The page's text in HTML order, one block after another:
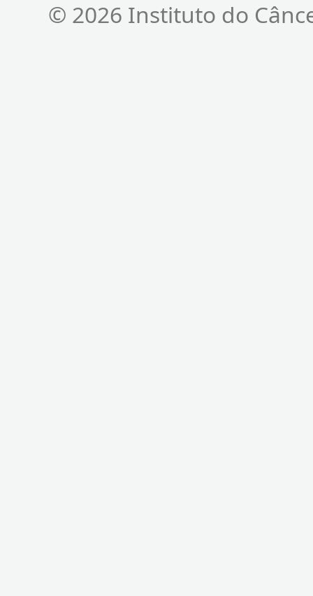
© 2026 Instituto do